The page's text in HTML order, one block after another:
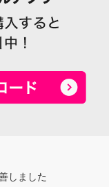
しました